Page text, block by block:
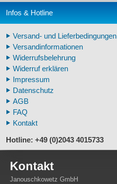
Arm-/Beinskelette Mensch
Zähne Warzenschwein
Veterinär - Lehrmittel
Fossilreplikate Mensch
Pferdemähnen
Fußspuren museal
Tierhörner
Infos & Hotline
Versand- und Lieferbedingungen
Versandinformationen
Widerrufsbelehrung
Widerruf erklären
Impressum
Datenschutz
AGB
FAQ
Kontakt
Hotline: +49 (0)2043 4015733
Kontakt
Janouschkowetz GmbH